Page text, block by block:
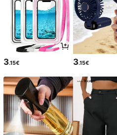
3.15€ 3.15€